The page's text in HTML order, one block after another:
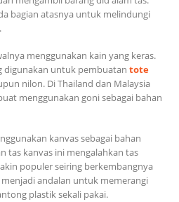
bagian atasnya untuk melindungi
menggunakan kain yang keras.
digunakan untuk pembuatan tote
nilon. Di Thailand dan Malaysia
menggunakan goni sebagai bahan
kanvas sebagai bahan
tas kanvas ini mengalahkan tas
populer seiring berkembangnya
andalan untuk memerangi
plastik sekali pakai.